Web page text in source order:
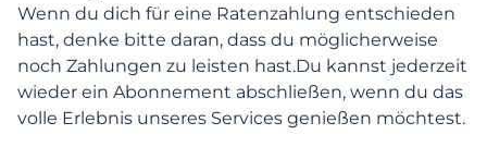
Barrierefreiheit
Wenn du dich für eine Ratenzahlung entschieden
hast, denke bitte daran, dass du möglicherweise
noch Zahlungen zu leisten hast.Du kannst jederzeit
wieder ein Abonnement abschließen, wenn du das
volle Erlebnis unseres Services genießen möchtest.